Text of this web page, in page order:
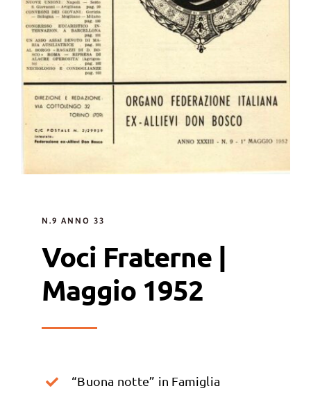
N.9 ANNO 33
Voci Fraterne |
Maggio 1952
“Buona notte” in Famiglia